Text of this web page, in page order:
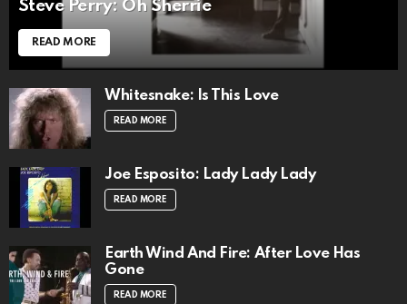
Steve Perry: Oh Sherrie
READ MORE
Whitesnake: Is This Love
READ MORE
Joe Esposito: Lady Lady Lady
READ MORE
Earth Wind And Fire: After Love Has
Gone
READ MORE